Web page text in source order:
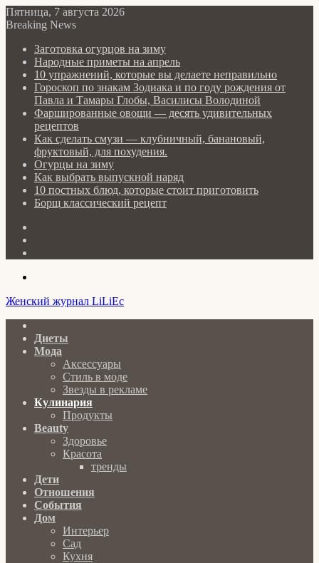
Пятница, 7 августа 2026
Breaking News
Заготовка огурцов на зиму
Народные приметы на апрель
10 упражнений, которые вы делаете неправильно
Гороскоп по знакам Зодиака и по году рождения от
Павла и Тамары Глобы, Василисы Володиной
Фаршированные овощи — десять удивительных
рецептов
Как сделать cмузи — клубничный, банановый,
фруктовый, для похудения.
Огурцы на зиму
Как выбрать выпускной наряд
10 постных блюд, которые стоит приготовить
Борщ классический рецепт
Женский журнал LiLiEc
Диеты
Мода
Аксессуары
Стиль в моде
Звезды в рекламе
Кулинария
Продукты
Beauty
Здоровье
Красота
тренды
Дети
Отношения
События
Дом
Интерьер
Сад
Кухня